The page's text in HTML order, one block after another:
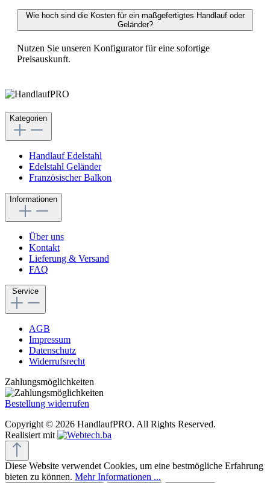
Wie hoch sind die Kosten für ein maßgefertigtes Handlauf oder
Geländer?
Nutzen Sie unseren Konfigurator für eine sofortige
Preisauskunft.
Kategorien
Handlauf Edelstahl
Edelstahl Geländer
Französischer Balkon
Informationen
Über uns
Kontakt
Lieferung & Versand
FAQ
Service
AGB
Impressum
Datenschutz
Widerrufsrecht
Zahlungsmöglichkeiten
Bestellung widerrufen
Copyright © 2026 HandlaufPRO. All Rights Reserved.
Realisiert mit
Diese Website verwendet Cookies, um eine bestmögliche Erfahrung
bieten zu können. Mehr Informationen ...